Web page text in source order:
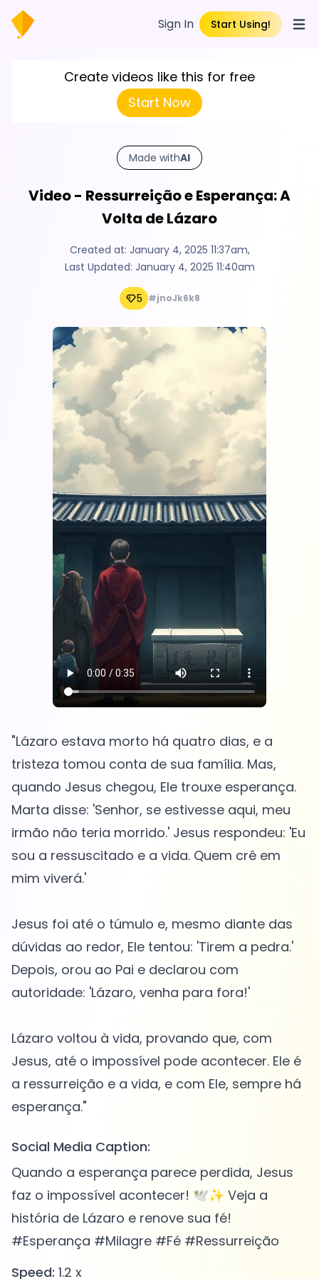
Sign In Start Using!
Create videos like this for free
Start Now
Made withAI
Video - Ressurreição e Esperança: A
Volta de Lázaro
Created at: January 4, 2025 11:37am,
Last Updated: January 4, 2025 11:40am
5 #jnoJk6k8
"Lázaro estava morto há quatro dias, e a
tristeza tomou conta de sua família. Mas,
quando Jesus chegou, Ele trouxe esperança.
Marta disse: 'Senhor, se estivesse aqui, meu
irmão não teria morrido.' Jesus respondeu: 'Eu
sou a ressuscitado e a vida. Quem crê em
mim viverá.'
Jesus foi até o túmulo e, mesmo diante das
dúvidas ao redor, Ele tentou: 'Tirem a pedra.'
Depois, orou ao Pai e declarou com
autoridade: 'Lázaro, venha para fora!'
Lázaro voltou à vida, provando que, com
Jesus, até o impossível pode acontecer. Ele é
a ressurreição e a vida, e com Ele, sempre há
Social Media Caption:
Quando a esperança parece perdida, Jesus
faz o impossível acontecer! 🕊️✨ Veja a
história de Lázaro e renove sua fé!
#Esperança #Milagre #Fé #Ressurreição
Speed: 1.2 x